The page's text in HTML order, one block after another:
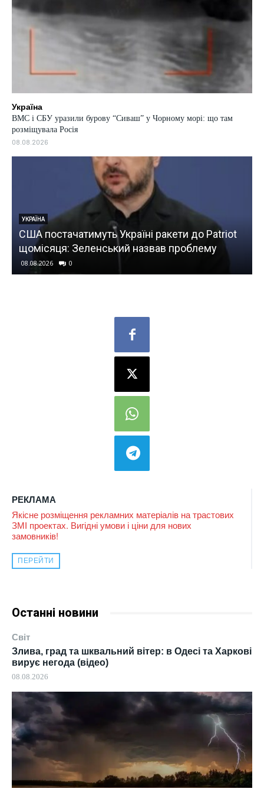
РЕКЛАМА
Якісне розміщення рекламних матеріалів на трастових
ЗМІ проектах. Вигідні умови і ціни для нових
замовників!
ПЕРЕЙТИ
Останні новини
Світ
Злива, град та шквальний вітер: в Одесі та Харкові
вирує негода (відео)
08.08.2026
Україна
ВМС і СБУ уразили бурову “Сиваш” у Чорному морі: що там
розміщувала Росія
08.08.2026
УКРАЇНА
США постачатимуть Україні ракети до Patriot
щомісяця: Зеленський назвав проблему
08.08.2026 0